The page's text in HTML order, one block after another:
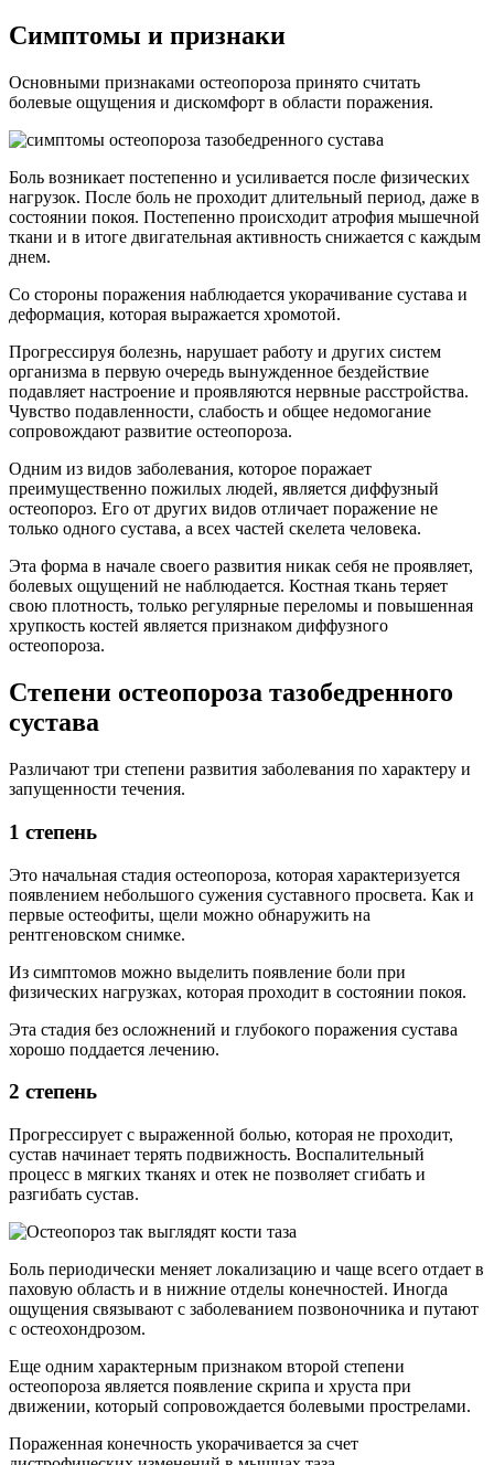
Симптомы и признаки
Основными признаками остеопороза принято считать
болевые ощущения и дискомфорт в области поражения.
Боль возникает постепенно и усиливается после физических
нагрузок. После боль не проходит длительный период, даже в
состоянии покоя. Постепенно происходит атрофия мышечной
ткани и в итоге двигательная активность снижается с каждым
днем.
Со стороны поражения наблюдается укорачивание сустава и
деформация, которая выражается хромотой.
Прогрессируя болезнь, нарушает работу и других систем
организма в первую очередь вынужденное бездействие
подавляет настроение и проявляются нервные расстройства.
Чувство подавленности, слабость и общее недомогание
сопровождают развитие остеопороза.
Одним из видов заболевания, которое поражает
преимущественно пожилых людей, является диффузный
остеопороз. Его от других видов отличает поражение не
только одного сустава, а всех частей скелета человека.
Эта форма в начале своего развития никак себя не проявляет,
болевых ощущений не наблюдается. Костная ткань теряет
свою плотность, только регулярные переломы и повышенная
хрупкость костей является признаком диффузного
остеопороза.
Степени остеопороза тазобедренного
сустава
Различают три степени развития заболевания по характеру и
запущенности течения.
1 степень
Это начальная стадия остеопороза, которая характеризуется
появлением небольшого сужения суставного просвета. Как и
первые остеофиты, щели можно обнаружить на
рентгеновском снимке.
Из симптомов можно выделить появление боли при
физических нагрузках, которая проходит в состоянии покоя.
Эта стадия без осложнений и глубокого поражения сустава
хорошо поддается лечению.
2 степень
Прогрессирует с выраженной болью, которая не проходит,
сустав начинает терять подвижность. Воспалительный
процесс в мягких тканях и отек не позволяет сгибать и
разгибать сустав.
Боль периодически меняет локализацию и чаще всего отдает в
паховую область и в нижние отделы конечностей. Иногда
ощущения связывают с заболеванием позвоночника и путают
с остеохондрозом.
Еще одним характерным признаком второй степени
остеопороза является появление скрипа и хруста при
движении, который сопровождается болевыми прострелами.
Пораженная конечность укорачивается за счет